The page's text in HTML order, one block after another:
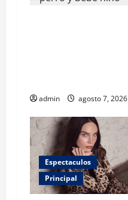
admin agosto 7, 2026
Espectaculos
Principal